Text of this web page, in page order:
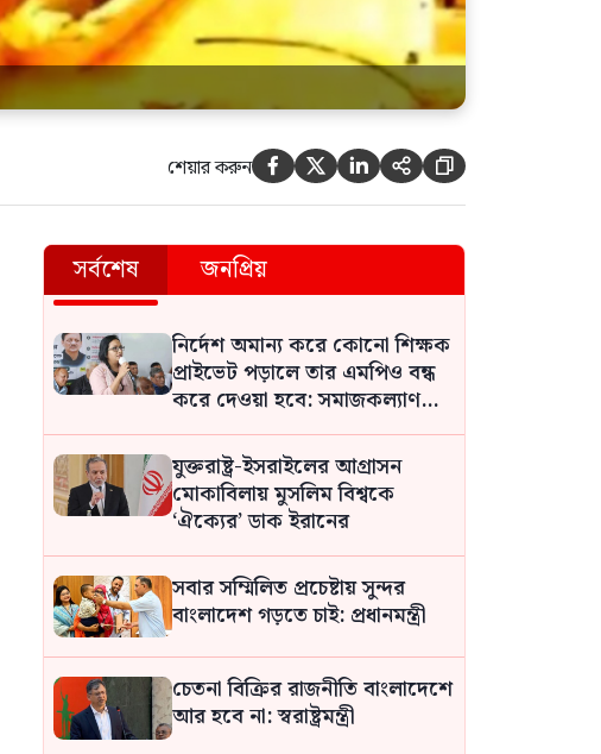
শেয়ার করুন     
সর্বশেষ জনপ্রিয়
নির্দেশ অমান্য করে কোনো শিক্ষক
প্রাইভেট পড়ালে তার এমপিও বন্ধ
করে দেওয়া হবে: সমাজকল্যাণ
প্রতিমন্ত্রী
যুক্তরাষ্ট্র-ইসরাইলের আগ্রাসন
মোকাবিলায় মুসলিম বিশ্বকে
‘ঐক্যের’ ডাক ইরানের
সবার সম্মিলিত প্রচেষ্টায় সুন্দর
বাংলাদেশ গড়তে চাই: প্রধানমন্ত্রী
চেতনা বিক্রির রাজনীতি বাংলাদেশে
আর হবে না: স্বরাষ্ট্রমন্ত্রী